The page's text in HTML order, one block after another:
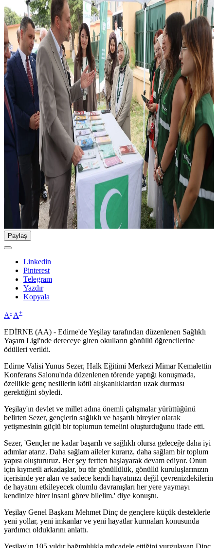
Paylaş
Linkedin
Pinterest
Telegram
Yazdır
Kopyala
A- A+
EDİRNE (AA) - Edirne'de Yeşilay tarafından düzenlenen Sağlıklı
Yaşam Ligi'nde dereceye giren okulların gönüllü öğrencilerine
ödülleri verildi.
Edirne Valisi Yunus Sezer, Halk Eğitimi Merkezi Mimar Kemalettin
Konferans Salonu'nda düzenlenen törende yaptığı konuşmada,
özellikle genç nesillerin kötü alışkanlıklardan uzak durması
gerektiğini söyledi.
Yeşilay'ın devlet ve millet adına önemli çalışmalar yürüttüğünü
belirten Sezer, gençlerin sağlıklı ve başarılı bireyler olarak
yetişmesinin güçlü bir toplumun temelini oluşturduğunu ifade etti.
Sezer, 'Gençler ne kadar başarılı ve sağlıklı olursa geleceğe daha iyi
adımlar atarız. Daha sağlam aileler kurarız, daha sağlam bir toplum
yapısı oluştururuz. Her şey fertten başlayarak devam ediyor. Onun
için kıymetli arkadaşlar, bu tür gönüllülük, gönüllü kuruluşlarınızın
içerisinde yer alan ve sadece kendi hayatınızı değil çevrenizdekilerin
de hayatını etkileyecek olumlu davranışları her yere yaymayı
kendinize birer insani görev bilelim.' diye konuştu.
Yeşilay Genel Başkanı Mehmet Dinç de gençlere küçük desteklerle
yeni yollar, yeni imkanlar ve yeni hayatlar kurmaları konusunda
yardımcı olduklarını anlattı.